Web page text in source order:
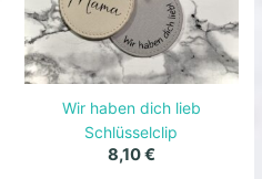
Wir haben dich lieb
Schlüsselclip
8,10€